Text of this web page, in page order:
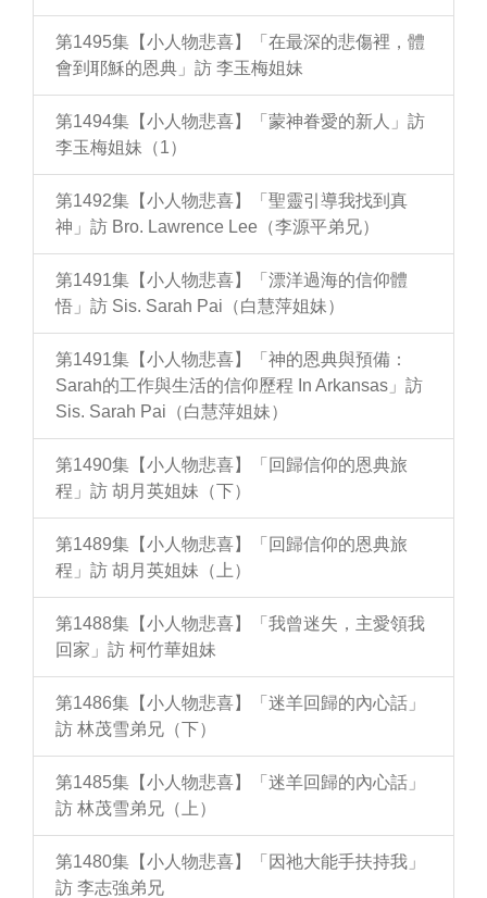
第1495集【小人物悲喜】「在最深的悲傷裡，體
會到耶穌的恩典」訪 李玉梅姐妹
第1494集【小人物悲喜】「蒙神眷愛的新人」訪
李玉梅姐妹（1）
第1492集【小人物悲喜】「聖靈引導我找到真
神」訪 Bro. Lawrence Lee（李源平弟兄）
第1491集【小人物悲喜】「漂洋過海的信仰體
悟」訪 Sis. Sarah Pai（白慧萍姐妹）
第1491集【小人物悲喜】「神的恩典與預備：
Sarah的工作與生活的信仰歷程 In Arkansas」訪
Sis. Sarah Pai（白慧萍姐妹）
第1490集【小人物悲喜】「回歸信仰的恩典旅
程」訪 胡月英姐妹（下）
第1489集【小人物悲喜】「回歸信仰的恩典旅
程」訪 胡月英姐妹（上）
第1488集【小人物悲喜】「我曾迷失，主愛領我
回家」訪 柯竹華姐妹
第1486集【小人物悲喜】「迷羊回歸的內心話」
訪 林茂雪弟兄（下）
第1485集【小人物悲喜】「迷羊回歸的內心話」
訪 林茂雪弟兄（上）
第1480集【小人物悲喜】「因祂大能手扶持我」
訪 李志強弟兄